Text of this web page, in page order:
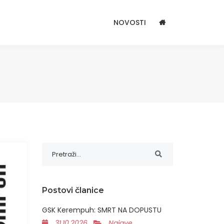
NOVOSTI
Postovi članice
GSK Kerempuh: SMRT NA DOPUSTU